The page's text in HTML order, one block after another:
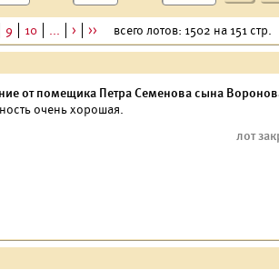
9 10 ... > >> всего лотов: 1502 на 151 стр.
от помещика Петра Семенова сына
очень хорошая.